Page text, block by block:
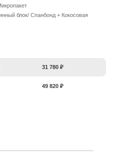
блок/ Спанбонд + Кокосовая
31 780 ₽
49 820 ₽